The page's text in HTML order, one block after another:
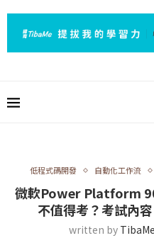
低程式碼開發 自動化工作流
微軟Power Platform
不值得考？考試內
written by